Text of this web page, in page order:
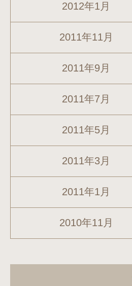
2012年1月
2011年11月
2011年9月
2011年7月
2011年5月
2011年3月
2011年1月
2010年11月